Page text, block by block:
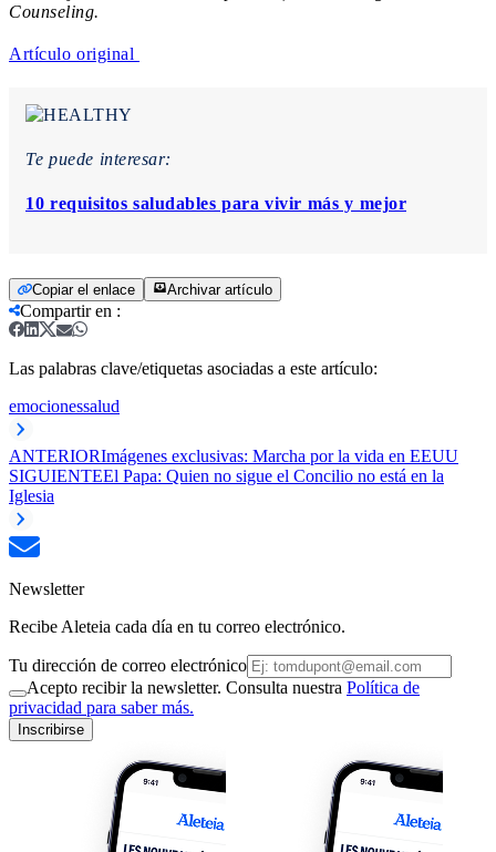
Counseling.
Artículo original
Te puede interesar:
10 requisitos saludables para vivir más y mejor
Copiar el enlace Archivar artículo
Compartir en :
Las palabras clave/etiquetas asociadas a este artículo:
emocionessalud
ANTERIORImágenes exclusivas: Marcha por la vida en EEUU
SIGUIENTEEl Papa: Quien no sigue el Concilio no está en la
Iglesia
Newsletter
Recibe Aleteia cada día en tu correo electrónico.
Tu dirección de correo electrónico
Acepto recibir la newsletter. Consulta nuestra Política de
privacidad para saber más.
Inscribirse